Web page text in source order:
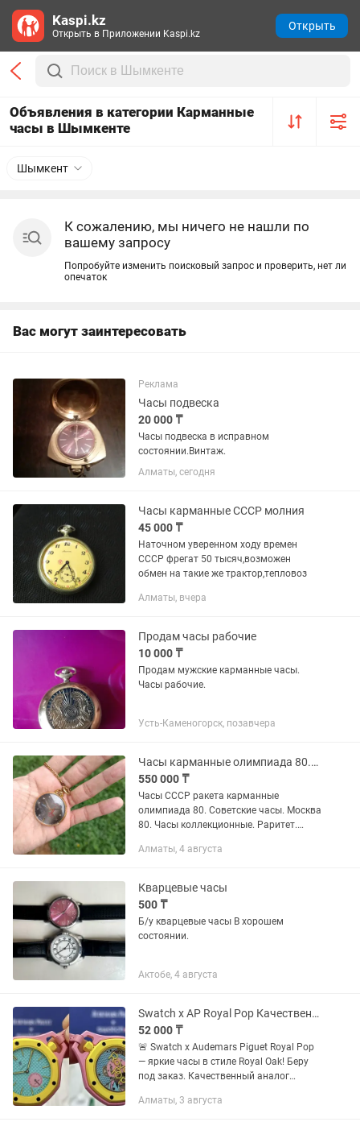
Объявления в категории Карманные
часы в Шымкенте
Шымкент
К сожалению, мы ничего не нашли по
вашему запросу
Попробуйте изменить поисковый запрос и проверить, нет ли
опечаток
Вас могут заинтересовать
Реклама
Часы подвеска
20 000 ₸
Часы подвеска в исправном
состоянии.Винтаж.
Алматы, сегодня
Часы карманные СССР молния
45 000 ₸
Наточном уверенном ходу времен
СССР фрегат 50 тысяч,возможен
обмен на такие же трактор,тепловоз
Алматы, вчера
Продам часы рабочие
10 000 ₸
Продам мужские карманные часы.
Часы рабочие.
Усть-Каменогорск, позавчера
Часы карманные олимпиада 80.Ракета Москва 80
550 000 ₸
Часы СССР ракета карманные
олимпиада 80. Советские часы. Москва
80. Часы коллекционные. Раритет.
родное заморозилось.
Алматы, 4 августа
Кварцевые часы
500 ₸
Б/у кварцевые часы В хорошем
состоянии.
Актобе, 4 августа
Swatch x AP Royal Pop Качественный аналог Под заказ
52 000 ₸
🚨 Swatch x Audemars Piguet Royal Pop
— яркие часы в стиле Royal Oak! Беру
под заказ. Качественный аналог
Характеристики: - Лёгкий
Алматы, 3 августа
Kaspi.kz
Открыть в Приложении Kaspi.kz
Открыть